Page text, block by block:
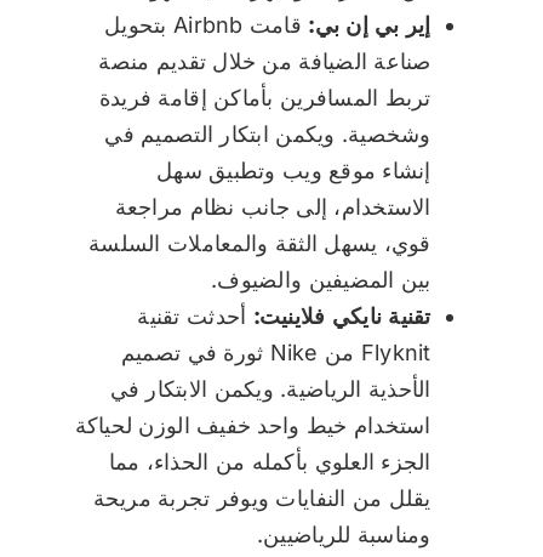
إير بي إن بي:
قامت Airbnb بتحويل
صناعة الضيافة من خلال تقديم منصة
تربط المسافرين بأماكن إقامة فريدة
وشخصية. ويكمن ابتكار التصميم في
إنشاء موقع ويب وتطبيق سهل
الاستخدام، إلى جانب نظام مراجعة
قوي، يسهل الثقة والمعاملات السلسة
بين المضيفين والضيوف.
تقنية نايكي فلاينيت: أحدثت تقنية
Flyknit من Nike ثورة في تصميم
الأحذية الرياضية. ويكمن الابتكار في
استخدام خيط واحد خفيف الوزن لحياكة
الجزء العلوي بأكمله من الحذاء، مما
يقلل من النفايات ويوفر تجربة مريحة
ومناسبة للرياضيين.